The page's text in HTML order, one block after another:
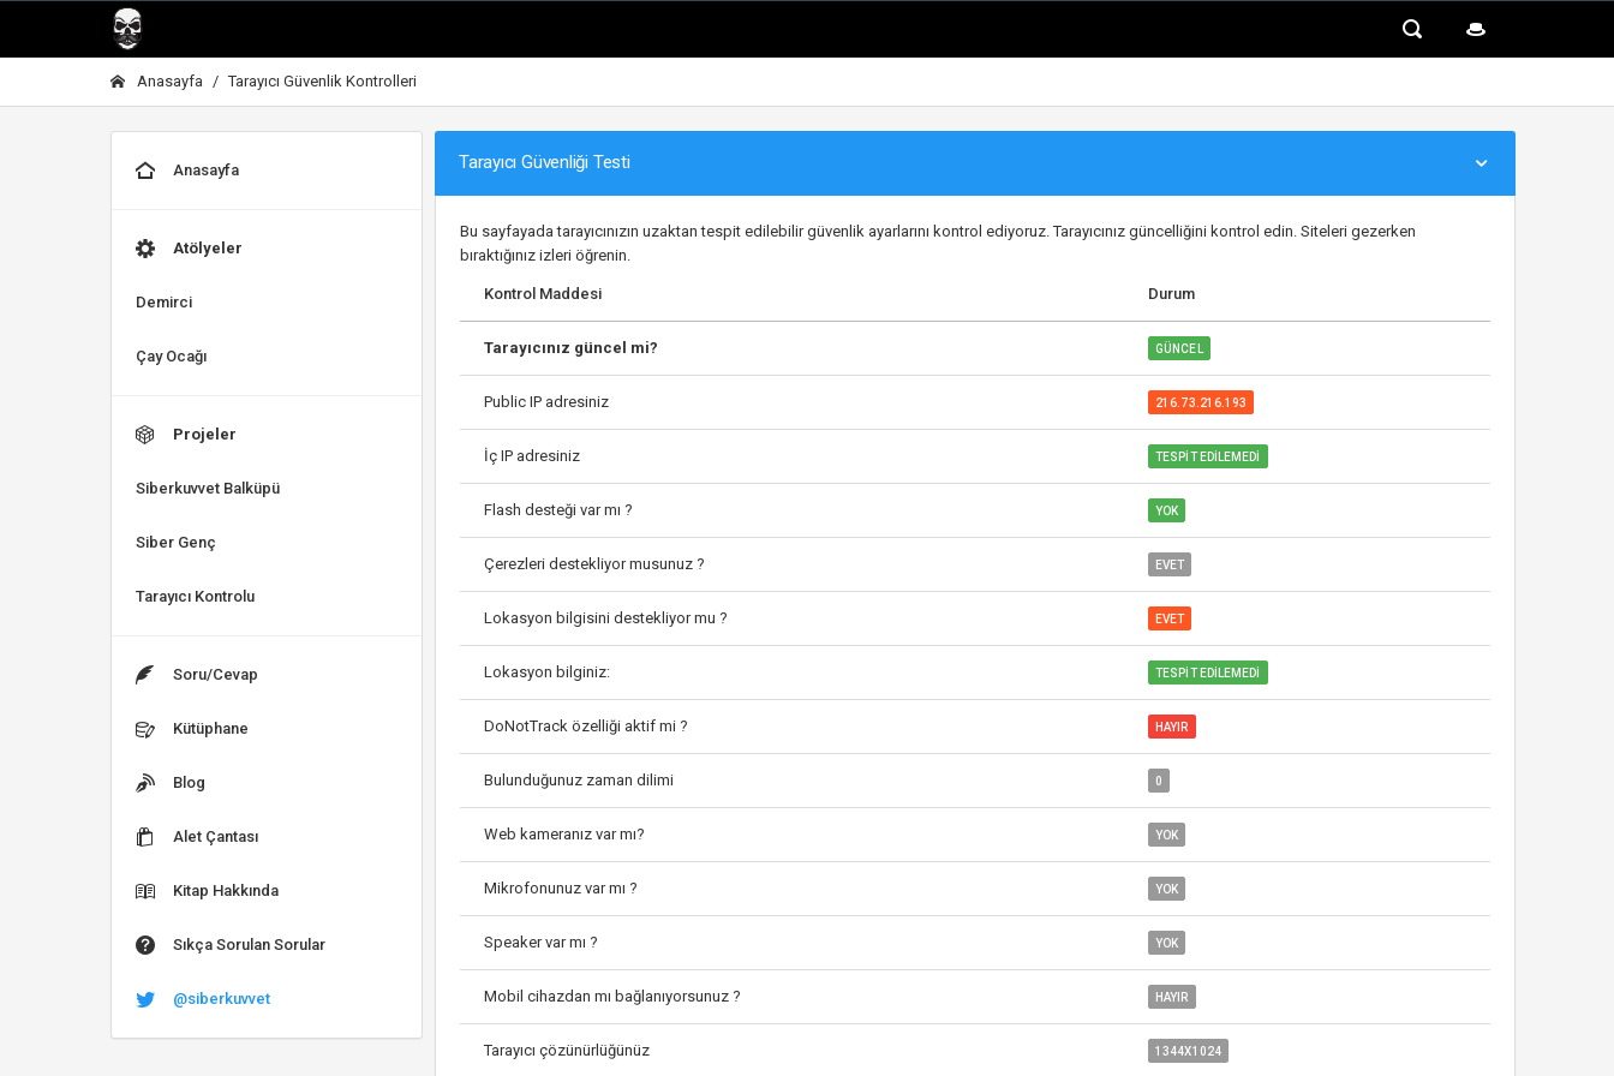
Anasayfa Tarayıcı Güvenlik Kontrolleri
Anasayfa
Atölyeler
Demirci
Çay Ocağı
Projeler
Siberkuvvet Balküpü
Siber Genç
Tarayıcı Kontrolu
Soru/Cevap
Kütüphane
Blog
Alet Çantası
Kitap Hakkında
Sıkça Sorulan Sorular
@siberkuvvet
Tarayıcı Güvenliği Testi
Bu sayfayada tarayıcınızın uzaktan tespit edilebilir güvenlik ayarlarını kontrol ediyoruz. Tarayıcınız güncelliğini kontrol edin. Siteleri gezerken
bıraktığınız izleri öğrenin.
Kontrol Maddesi Durum
Tarayıcınız güncel mi? GÜNCEL
Public IP adresiniz 216.73.216.193
İç IP adresiniz TESPIT EDILEMEDI
Flash desteği var mı ? YOK
Çerezleri destekliyor musunuz ? EVET
Lokasyon bilgisini destekliyor mu ? EVET
Lokasyon bilginiz: TESPIT EDILEMEDI
DoNotTrack özelliği aktif mi ? HAYIR
Bulunduğunuz zaman dilimi 0
Web kameranız var mı? YOK
Mikrofonunuz var mı ? YOK
Speaker var mı ? YOK
Mobil cihazdan mı bağlanıyorsunuz ? HAYIR
Tarayıcı çözünürlüğünüz 1344X1024